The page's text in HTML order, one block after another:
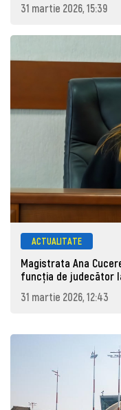
31 martie 2026, 15:39
ACTUALITATE
Magistrata Ana
funcția de judecător
31 martie 2026, 12:43